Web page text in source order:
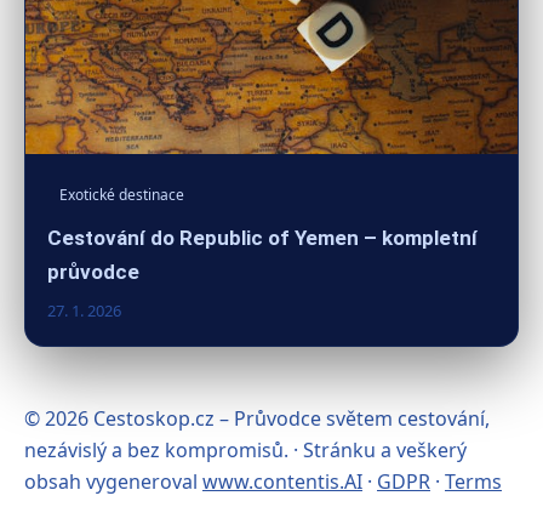
Exotické destinace
Cestování do Republic of Yemen – kompletní
průvodce
27. 1. 2026
© 2026 Cestoskop.cz – Průvodce světem cestování,
nezávislý a bez kompromisů. · Stránku a veškerý
obsah vygeneroval www.contentis.AI · GDPR · Terms